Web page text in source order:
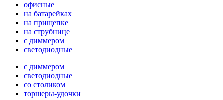
офисные
на батарейках
на прищепке
на струбнице
с диммером
светодиодные
с диммером
светодиодные
со столиком
торшеры-удочки